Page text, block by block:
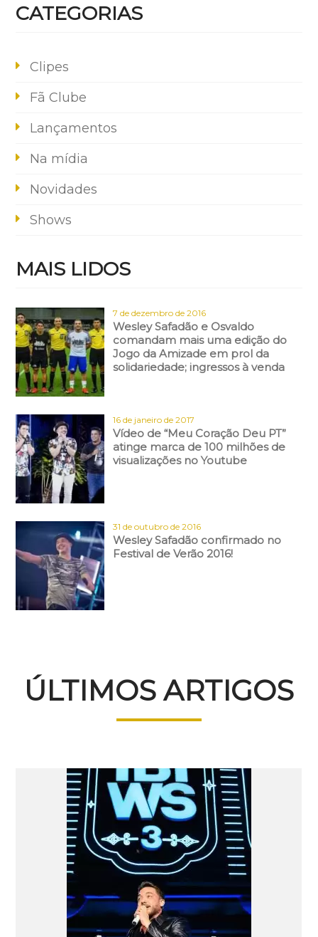
CATEGORIAS
Clipes
Fã Clube
Lançamentos
Na mídia
Novidades
Shows
MAIS LIDOS
7 de dezembro de 2016
Wesley Safadão e Osvaldo
comandam mais uma edição do
Jogo da Amizade em prol da
solidariedade; ingressos à venda
16 de janeiro de 2017
Vídeo de “Meu Coração Deu PT”
atinge marca de 100 milhões de
visualizações no Youtube
31 de outubro de 2016
Wesley Safadão confirmado no
Festival de Verão 2016!
ÚLTIMOS ARTIGOS